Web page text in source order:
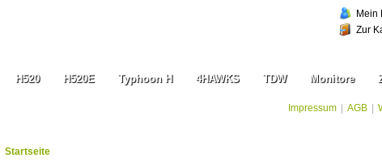
Mein
Zur
H520 H520E Typhoon H 4HAWKS TDW Monitore
Impressum AGB
Startseite